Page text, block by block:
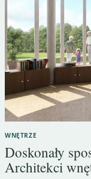
WNĘTRZE
Doskonały
Architekci